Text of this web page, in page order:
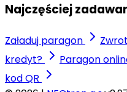
Najczęściej
Załaduj paragon
kredyt?
Paragon
kod QR